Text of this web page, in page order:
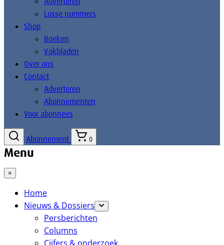
Losse nummers
Shop
Boeken
Vakbladen
Over ons
Contact
Adverteren
Abonnementen
Voor abonnees
Abonnement 0
Menu
×
Home
Nieuws & Dossiers
Persberichten
Columns